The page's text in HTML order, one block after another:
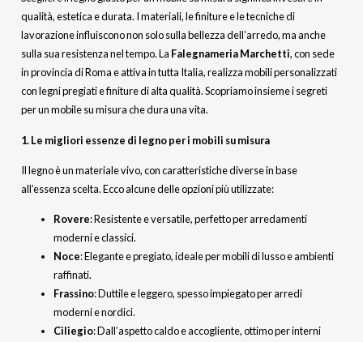
qualità, estetica e durata. I materiali, le finiture e le tecniche di
lavorazione influiscono non solo sulla bellezza dell’arredo, ma anche
sulla sua resistenza nel tempo. La Falegnameria Marchetti, con sede
in provincia di Roma e attiva in tutta Italia, realizza mobili personalizzati
con legni pregiati e finiture di alta qualità. Scopriamo insieme i segreti
per un mobile su misura che dura una vita.
1. Le migliori essenze di legno per i mobili su misura
Il legno è un materiale vivo, con caratteristiche diverse in base
all’essenza scelta. Ecco alcune delle opzioni più utilizzate:
Rovere: Resistente e versatile, perfetto per arredamenti
moderni e classici.
Noce: Elegante e pregiato, ideale per mobili di lusso e ambienti
raffinati.
Frassino: Duttile e leggero, spesso impiegato per arredi
moderni e nordici.
Ciliegio: Dall’aspetto caldo e accogliente, ottimo per interni